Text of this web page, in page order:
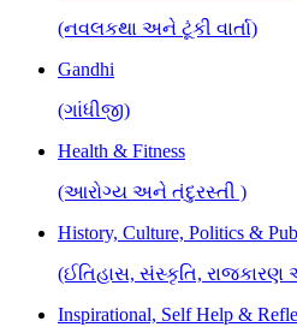
(નવલકથા અને ટૂંકી વાર્તા)
Gandhi
(ગાંધીજી)
Health & Fitness
(આરોગ્ય અને તંદુરસ્તી )
History, Culture, Politics &
(ઈતિહાસ, સંસ્કૃતિ,
Inspirational, Self Help &